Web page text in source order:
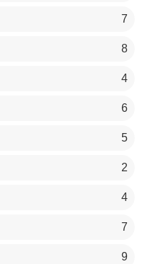
7
8
4
6
5
2
4
7
9